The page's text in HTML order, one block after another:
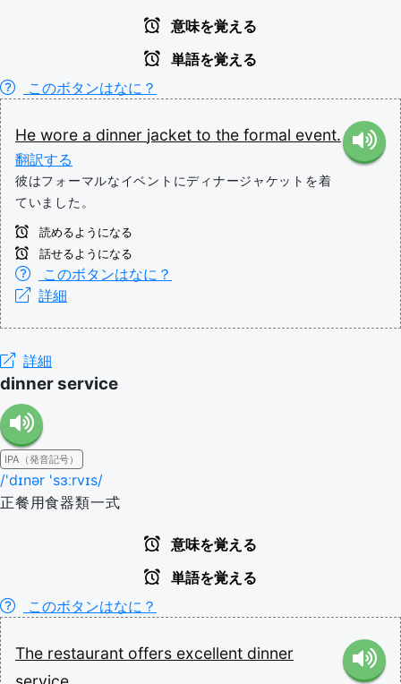
意味を覚える
単語を覚える
このボタンはなに？
He wore a dinner jacket to the formal event.
翻訳する
彼はフォーマルなイベントにディナージャケットを着
ていました。
読めるようになる
話せるようになる
このボタンはなに？
詳細
詳細
dinner service
IPA（発音記号）
/'dɪnər 'sɜːrvɪs/
正餐用食器類一式
意味を覚える
単語を覚える
このボタンはなに？
The restaurant offers excellent dinner